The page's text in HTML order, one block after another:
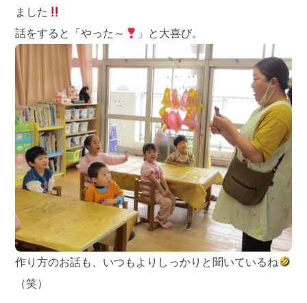
ました
話をすると「やった～
」と大喜び。
作り方のお話も、いつもよりしっかりと聞いているね
（笑）